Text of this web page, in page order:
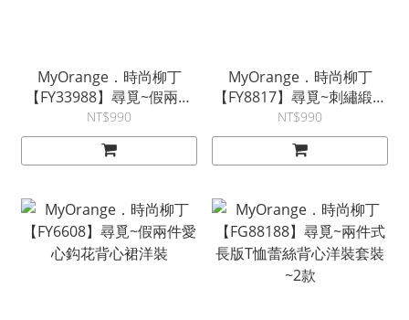
MyOrange．時尚柳丁
【FY33988】尋覓~假兩件
波浪雪紡T恤裙洋裝~2色
NT$990
MyOrange．時尚柳丁
【FY8817】尋覓~刺繡緞花
網紗蛋糕裙T恤洋裝~2色
NT$990